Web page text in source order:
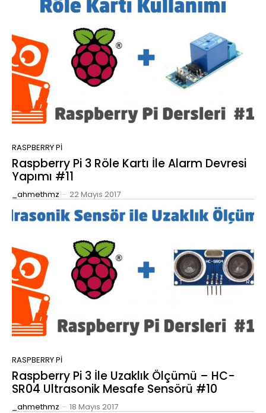
RASPBERRY PI
Raspberry Pi 3 Röle Kartı İle Alarm Devresi
Yapımı #11
_ahmethmz - 22 Mayıs 2017
RASPBERRY PI
Raspberry Pi 3 İle Uzaklık Ölçümü – HC-
SR04 Ultrasonik Mesafe Sensörü #10
_ahmethmz - 18 Mayıs 2017